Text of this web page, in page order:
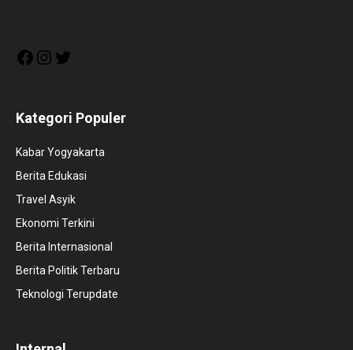
FacebookInstagram
Kategori Populer
Kabar Yogyakarta
Berita Edukasi
Travel Asyik
Ekonomi Terkini
Berita Internasional
Berita Politik Terbaru
Teknologi Terupdate